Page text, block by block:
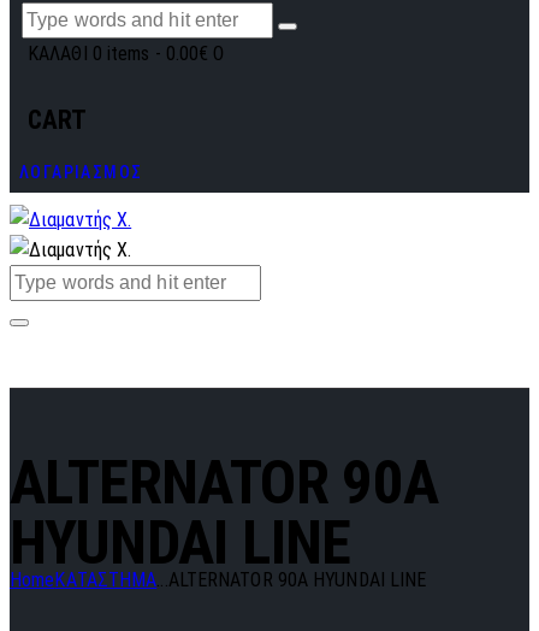
ΚΑΛΑΘΙ 0 items - 0.00€ 0
CART
ΛΟΓΑΡΙΑΣΜΟΣ
ALTERNATOR 90A
HYUNDAI LINE
Home ΚΑΤΑΣΤΗΜΑ...ALTERNATOR 90A HYUNDAI LINE